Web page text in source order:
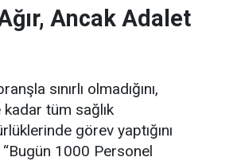
Ancak Adalet
sınırlı olmadığını,
tüm sağlık
görev yaptığını
“Bugün 1000 Personel